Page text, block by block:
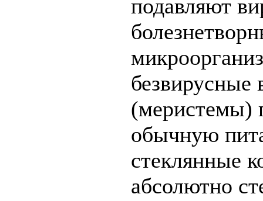
подавляют
безвирусные
(меристемы)
обычную
стеклянные
абсолютно